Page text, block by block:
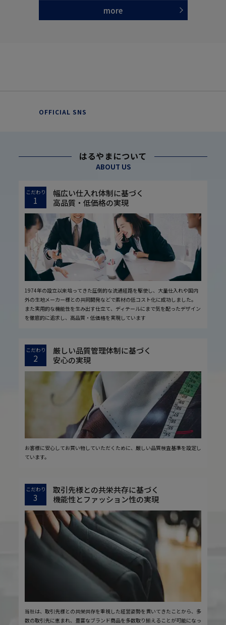
more
OFFICIAL SNS
はるやまについて
ABOUT US
こだわり
1
幅広い仕入れ体制に基づく
高品質・低価格の実現
1974年の設立以来培ってきた圧倒的な流通経路を駆使し、大量仕入れや国内
外の生地メーカー様との共同開発などで素材の低コスト化に成功しました。
また実用的な機能性を生み出す仕立て、ディテールにまで気を配ったデザイン
を徹底的に追求し、高品質・低価格を実現しています
こだわり
2
厳しい品質管理体制に基づく
安心の実現
お客様に安心してお買い物していただくために、厳しい品質検査基準を設定し
ています。
こだわり
3
取引先様との共栄共存に基づく
機能性とファッション性の実現
当社は、取引先様との共栄共存を重視した経営姿勢を貫いてきたことから、多
数の取引先に恵まれ、豊富なブランド商品を多数取り揃えることが可能になっ